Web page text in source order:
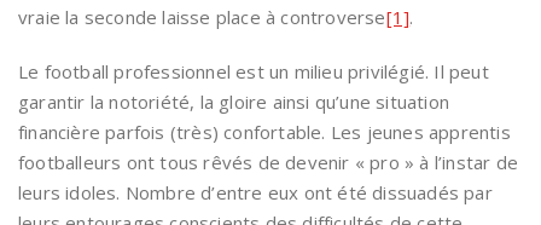
vraie la seconde laisse place à controverse[1].
Le football professionnel est un milieu privilégié. Il peut
garantir la notoriété, la gloire ainsi qu’une situation
financière parfois (très) confortable. Les jeunes apprentis
footballeurs ont tous rêvés de devenir « pro » à l’instar de
leurs idoles. Nombre d’entre eux ont été dissuadés par